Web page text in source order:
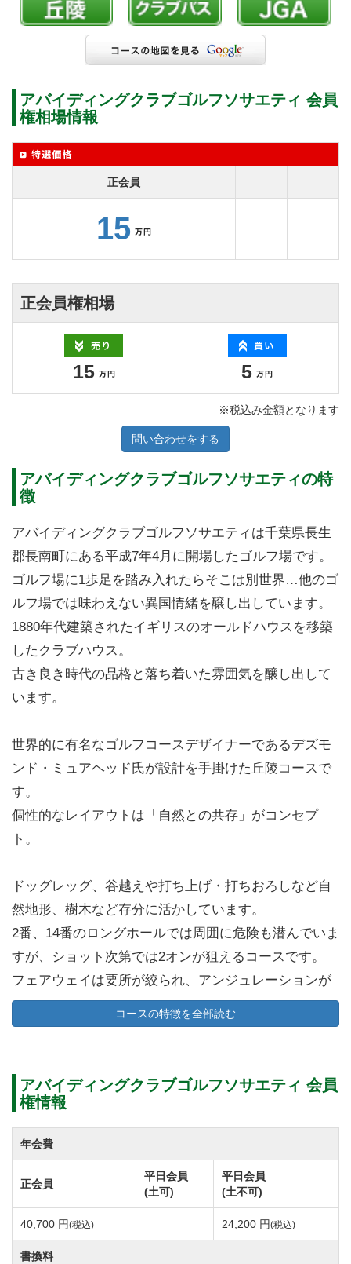
アバイディングクラブゴルフソサエティ 会員
権相場情報
正会員
15
正会員権相場
15 5
※税込み金額となります
問い合わせをする
アバイディングクラブゴルフソサエティの特
徴
アバイディングクラブゴルフソサエティは千葉県長生
郡長南町にある平成7年4月に開場したゴルフ場です。
ゴルフ場に1歩足を踏み入れたらそこは別世界…他のゴ
ルフ場では味わえない異国情緒を醸し出しています。
1880年代建築されたイギリスのオールドハウスを移築
したクラブハウス。
古き良き時代の品格と落ち着いた雰囲気を醸し出して
います。
世界的に有名なゴルフコースデザイナーであるデズモ
ンド・ミュアヘッド氏が設計を手掛けた丘陵コースで
す。
個性的なレイアウトは「自然との共存」がコンセプ
ト。
ドッグレッグ、谷越えや打ち上げ・打ちおろしなど自
然地形、樹木など存分に活かしています。
2番、14番のロングホールでは周囲に危険も潜んでいま
すが、ショット次第では2オンが狙えるコースです。
フェアウェイは要所が絞られ、アンジュレーションが
効いています。
ブラインドホールには池や崖、谷などテクニックが求
ボールの落とし所には深さのあるバンカーやクリー
ク、複数の窪地がボールのいく手を阻みます。
ですが、特に9番ホールから望む景色は水面にクラブハ
ウスが映り絶景ポイントです。
ショットの正確性がスコアメイクの鍵を握っていると
コースメンテナンスも良く、アスリート志向のゴルフ
コースの特徴を全部読む
アバイディングクラブゴルフソサエティ 会員
権情報
年会費
正会員
平日会員
(土可)
平日会員
(土不可)
40,700 円(税込) 24,200 円(税込)
書換料